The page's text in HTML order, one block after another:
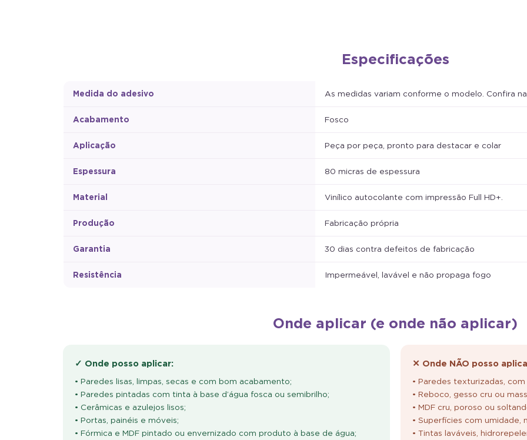
Especificações
Medida do adesivo As medidas variam conforme o modelo. Confira
Acabamento Fosco
Aplicação Peça por peça, pronto para destacar e colar
Espessura 80 micras de espessura
Material Vinílico autocolante com impressão Full HD+.
Produção Fabricação própria
Garantia 30 dias contra defeitos de fabricação
Resistência Impermeável, lavável e não propaga fogo
Onde aplicar (e onde não aplicar)
✓ Onde posso aplicar:
• Paredes lisas, limpas, secas e com bom acabamento;
• Paredes pintadas com tinta à base d’água fosca ou semibrilho;
• Cerâmicas e azulejos lisos;
• Portas, painéis e móveis;
• Fórmica e MDF pintado ou envernizado com produto à base de água;
✕ Onde NÃO posso
• Paredes texturizadas,
• Reboco, gesso cru ou
• MDF cru, poroso ou
• Superfícies com umidade,
• Tintas laváveis,